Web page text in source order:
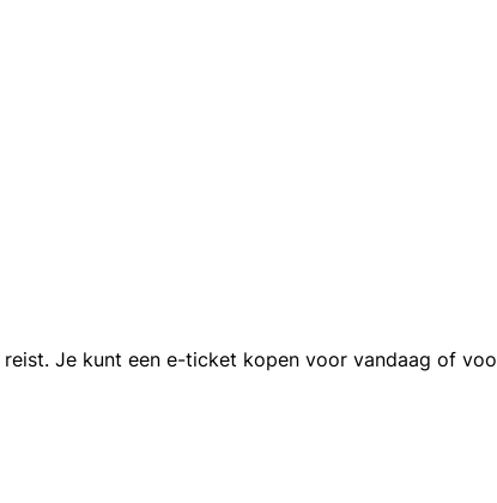
Je kunt een e-ticket kopen voor vandaag of